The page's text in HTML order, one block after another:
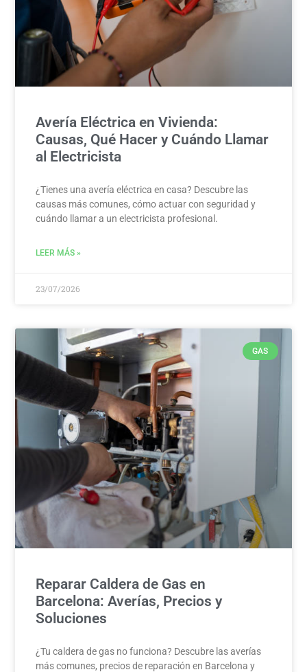
Avería Eléctrica en Vivienda:
Causas, Qué Hacer y Cuándo Llamar
al Electricista
¿Tienes una avería eléctrica en casa? Descubre las
causas más comunes, cómo actuar con seguridad y
cuándo llamar a un electricista profesional.
LEER MÁS »
23/07/2026
GAS
Reparar Caldera de Gas en
Barcelona: Averías, Precios y
Soluciones
¿Tu caldera de gas no funciona? Descubre las averías
más comunes, precios de reparación en Barcelona y